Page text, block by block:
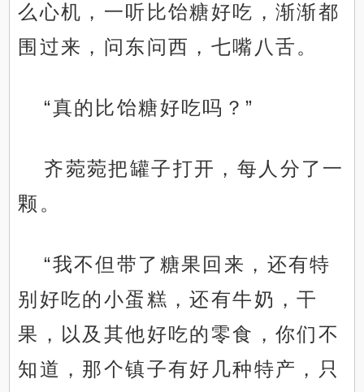
么心机，一听比饴糖好吃，渐渐都
围过来，问东问西，七嘴八舌。
“真的比饴糖好吃吗？”
齐菀菀把罐子打开，每人分了一
颗。
“我不但带了糖果回来，还有特
别好吃的小蛋糕，还有牛奶，干
果，以及其他好吃的零食，你们不
知道，那个镇子有好几种特产，只